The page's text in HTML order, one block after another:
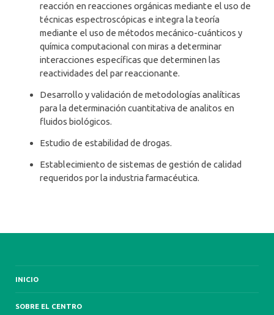
reacción en reacciones orgánicas mediante el uso de
técnicas espectroscópicas e integra la teoría
mediante el uso de métodos mecánico-cuánticos y
química computacional con miras a determinar
interacciones específicas que determinen las
reactividades del par reaccionante.
Desarrollo y validación de metodologías analíticas
para la determinación cuantitativa de analitos en
fluidos biológicos.
Estudio de estabilidad de drogas.
Establecimiento de sistemas de gestión de calidad
requeridos por la industria farmacéutica.
INICIO
SOBRE EL CENTRO